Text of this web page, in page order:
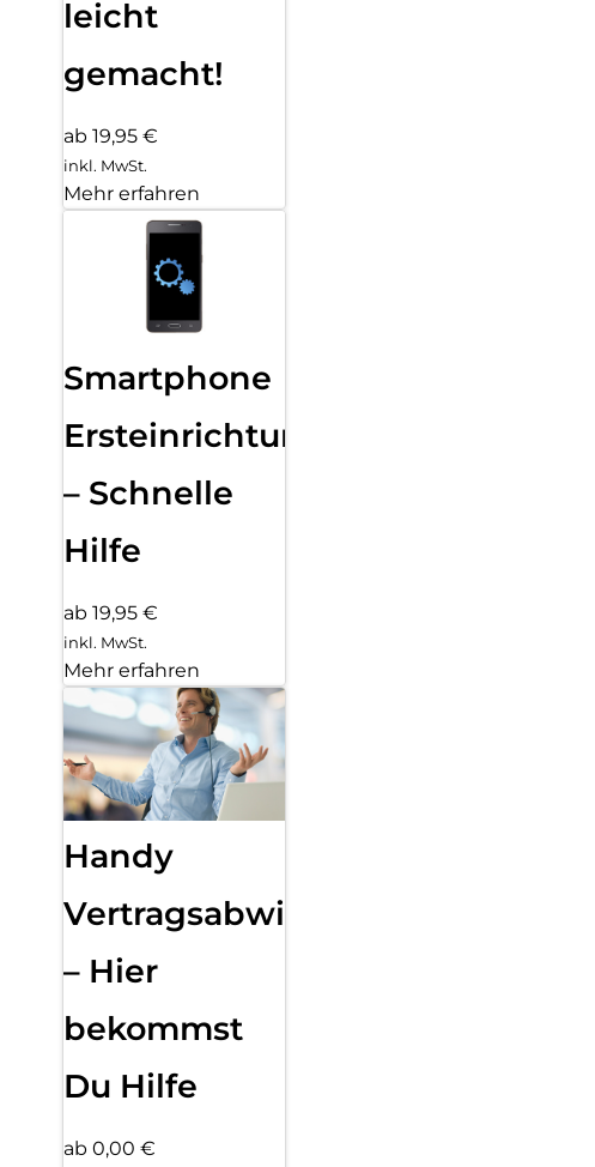
leicht
gemacht!
ab 19,95 €
inkl. MwSt.
Mehr erfahren
Smartphone
Ersteinrichtung
– Schnelle
Hilfe
ab 19,95 €
inkl. MwSt.
Mehr erfahren
Handy
Vertragsabwicklung
– Hier
bekommst
Du Hilfe
ab 0,00 €